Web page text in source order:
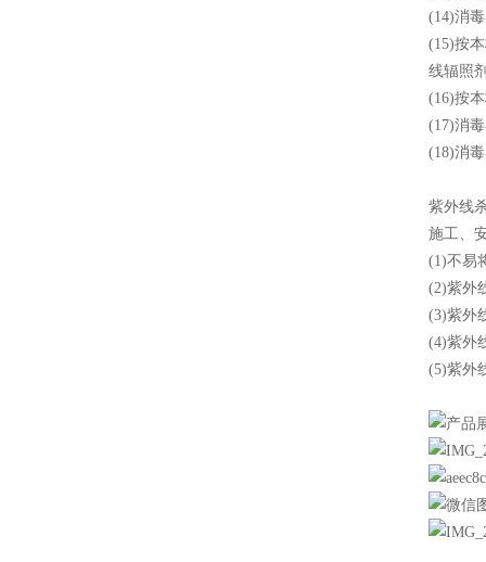
(14)消
(15)按
线辐照
(16)按
(17)消
(18)消
紫外线
施工、
(1)不易
(2)紫外
(3)紫外
(4)紫外
(5)紫外